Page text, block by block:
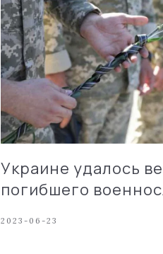
Украине удалось
погибшего
2023-06-23